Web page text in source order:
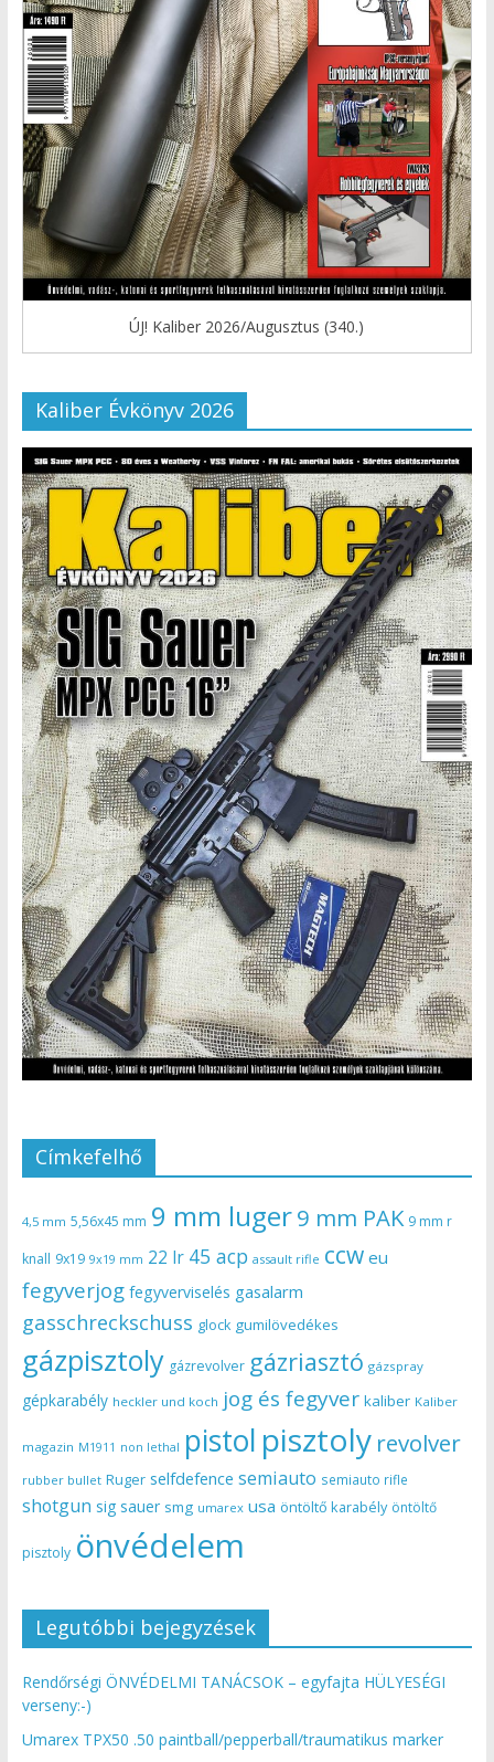
ÚJ! Kaliber 2026/Augusztus (340.)
Kaliber Évkönyv 2026
Címkefelhő
4,5 mm 5,56x45 mm 9 mm luger9 mm PAK 9 mm r
knall 9x19 9x19 mm 22 lr 45 acp assault rifle ccw eu
fegyverjog fegyverviselés gasalarm
gasschreckschuss glock gumilövedékes
gázpisztoly gázrevolver gázriasztó gázspray
gépkarabély heckler und koch jog és fegyver kaliber Kaliber
magazin M1911 non lethal pistol pisztoly revolver
rubber bullet Ruger selfdefence semiauto semiauto rifle
shotgun sig sauer smg umarex usa öntöltő karabély öntöltő
pisztoly önvédelem
Legutóbbi bejegyzések
Rendőrségi ÖNVÉDELMI TANÁCSOK – egyfajta HÜLYESÉGI
verseny:-)
Umarex TPX50 .50 paintball/pepperball/traumatikus marker